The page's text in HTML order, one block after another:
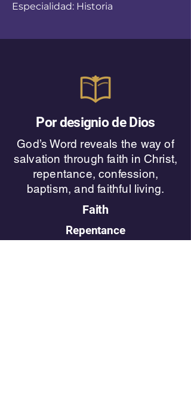
Especialidad: Historia
Por designio de Dios
God’s Word reveals the way of
salvation through faith in Christ,
repentance, confession,
baptism, and faithful living.
Faith
Repentance